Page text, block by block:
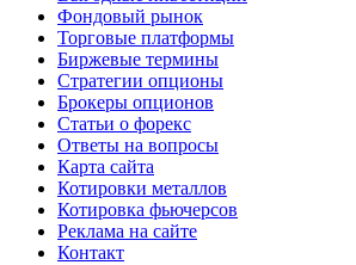
Фондовый рынок
Торговые платформы
Биржевые термины
Стратегии опционы
Брокеры опционов
Статьи о форекс
Ответы на вопросы
Карта сайта
Котировки металлов
Котировка фьючерсов
Реклама на сайте
Контакт